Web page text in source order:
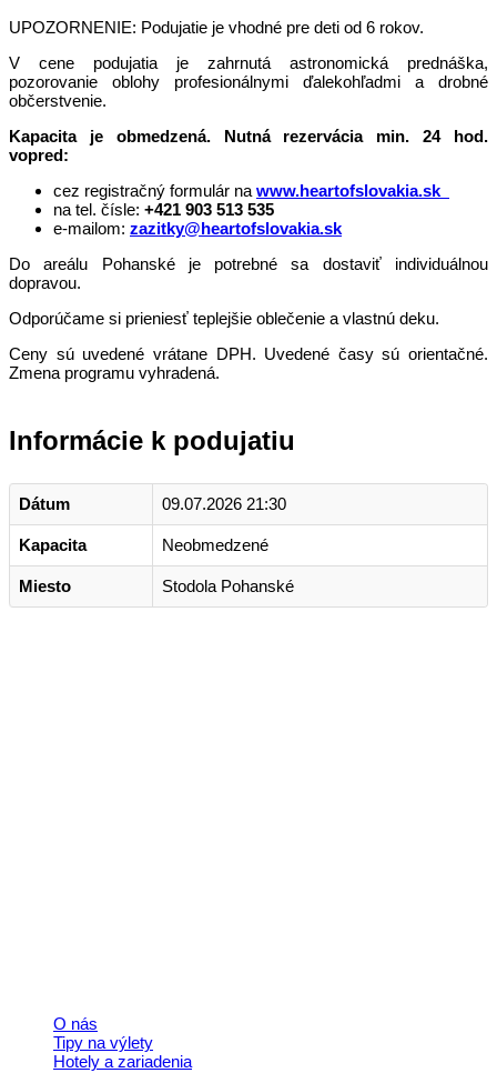
UPOZORNENIE: Podujatie je vhodné pre deti od 6 rokov.
V cene podujatia je zahrnutá astronomická prednáška,
pozorovanie oblohy profesionálnymi ďalekohľadmi a drobné
občerstvenie.
Kapacita je obmedzená. Nutná rezervácia min. 24 hod.
vopred:
cez registračný formulár na www.heartofslovakia.sk
na tel. čísle: +421 903 513 535
e-mailom: zazitky@heartofslovakia.sk
Do areálu Pohanské je potrebné sa dostaviť individuálnou
dopravou.
Odporúčame si prieniesť teplejšie oblečenie a vlastnú deku.
Ceny sú uvedené vrátane DPH. Uvedené časy sú orientačné.
Zmena programu vyhradená.
Informácie k podujatiu
Dátum 09.07.2026 21:30
Kapacita Neobmedzené
Miesto Stodola Pohanské
O nás
Tipy na výlety
Hotely a zariadenia